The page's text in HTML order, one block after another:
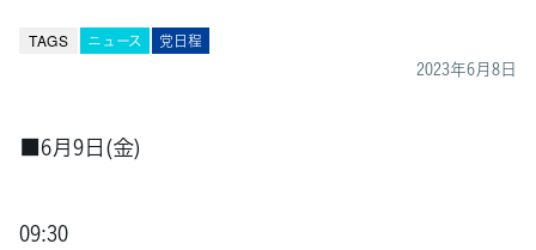
TAGS ニュース 党日程
2023年6月8日
■6月9日(金)
09:30